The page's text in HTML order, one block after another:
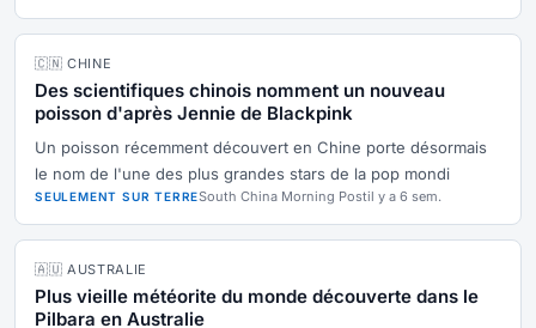
🇨🇳 CHINE
Des scientifiques chinois nomment un nouveau
poisson d'après Jennie de Blackpink
Un poisson récemment découvert en Chine porte désormais
le nom de l'une des plus grandes stars de la pop mondi
SEULEMENT SUR TERRESouth China Morning Postil y a 6 sem.
🇦🇺 AUSTRALIE
Plus vieille météorite du monde découverte dans le
Pilbara en Australie